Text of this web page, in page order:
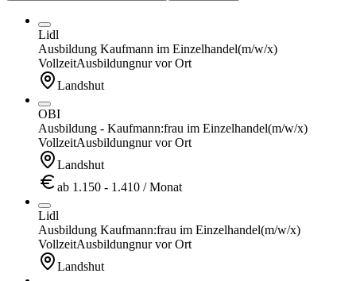
Lidl
Ausbildung Kaufmann im Einzelhandel(m/w/x)
VollzeitAusbildungnur vor Ort
Landshut
OBI
Ausbildung - Kaufmann:frau im Einzelhandel(m/w/x)
VollzeitAusbildungnur vor Ort
Landshut
ab 1.150 - 1.410 / Monat
Lidl
Ausbildung Kaufmann:frau im Einzelhandel(m/w/x)
VollzeitAusbildungnur vor Ort
Landshut